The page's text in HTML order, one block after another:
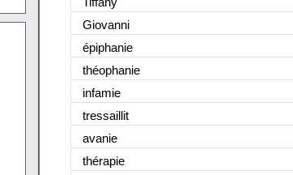
Giovanni
épiphanie
théophanie
infamie
tressaillit
avanie
thérapie